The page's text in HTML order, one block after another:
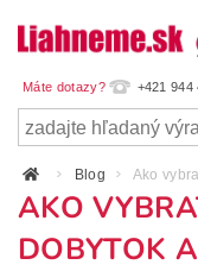
+421 944
Blog Ako
AKO
DOBYTOK